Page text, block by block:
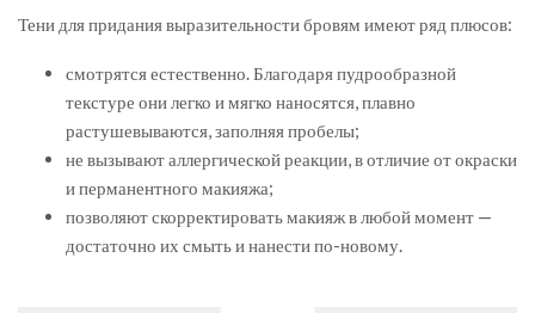
Тени для придания выразительности бровям имеют ряд плюсов:
смотрятся естественно. Благодаря пудрообразной
текстуре они легко и мягко наносятся, плавно
растушевываются, заполняя пробелы;
не вызывают аллергической реакции, в отличие от окраски
и перманентного макияжа;
позволяют скорректировать макияж в любой момент —
достаточно их смыть и нанести по-новому.